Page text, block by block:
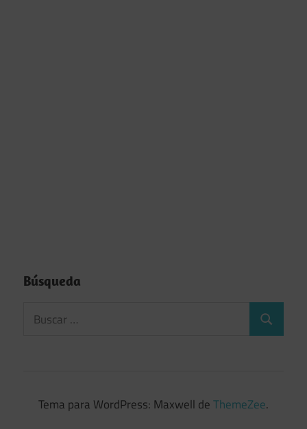
Búsqueda
Tema para WordPress: Maxwell deThemeZee.